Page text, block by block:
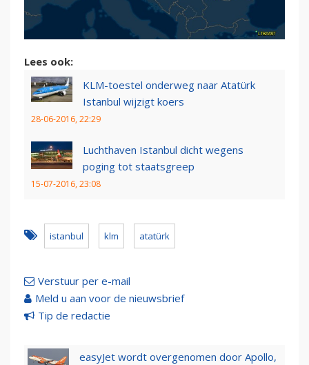
Lees ook:
KLM-toestel onderweg naar Atatürk
Istanbul wijzigt koers
28-06-2016, 22:29
Luchthaven Istanbul dicht wegens
poging tot staatsgreep
15-07-2016, 23:08
istanbul klm atatürk
Verstuur per e-mail
Meld u aan voor de nieuwsbrief
Tip de redactie
easyJet wordt overgenomen door Apollo,